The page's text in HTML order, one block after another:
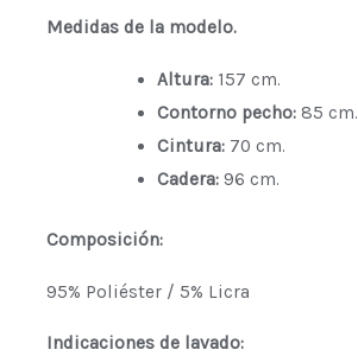
Medidas de la modelo.
Altura: 157 cm.
Contorno pecho:85 cm.
Cintura: 70 cm.
Cadera:96 cm.
Composición:
95% Poliéster / 5% Licra
Indicaciones de lavado: